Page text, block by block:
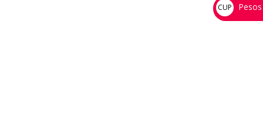
CUP
💰
Pesos